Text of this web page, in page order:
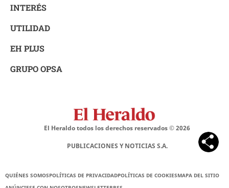
INTERÉS
UTILIDAD
EH PLUS
GRUPO OPSA
El Heraldo todos los derechos reservados ©2026
PUBLICACIONES Y NOTICIAS S.A.
QUIÉNES SOMOSPOLÍTICAS DE PRIVACIDADPOLÍTICAS DE COOKIESMAPA DEL SITIO